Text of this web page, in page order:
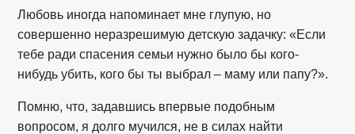
Любовь иногда напоминает мне глупую, но
совершенно неразрешимую детскую задачку: «Если
тебе ради спасения семьи нужно было бы кого-
нибудь убить, кого бы ты выбрал – маму или папу?».
Помню, что, задавшись впервые подобным
вопросом, я долго мучился, не в силах найти